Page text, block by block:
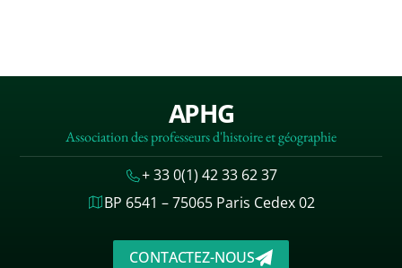
APHG
Association des professeurs d'histoire et géographie
+ 33 0(1) 42 33 62 37
BP 6541 – 75065 Paris Cedex 02
CONTACTEZ-NOUS